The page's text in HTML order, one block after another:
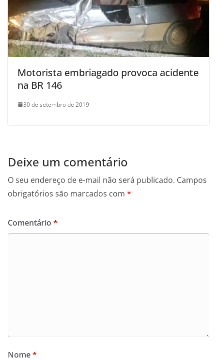
Motorista embriagado provoca acidente
na BR 146
30 de setembro de 2019
Deixe um comentário
O seu endereço de e-mail não será publicado. Campos
obrigatórios são marcados com *
Comentário *
Nome*